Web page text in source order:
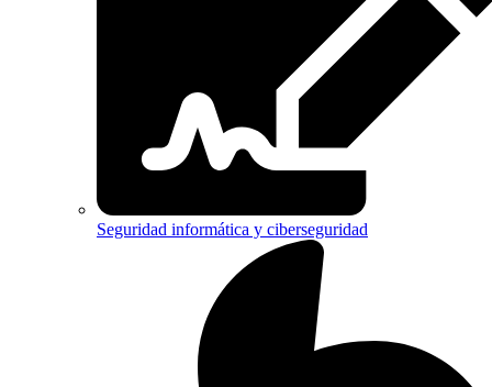
Seguridad informática y ciberseguridad